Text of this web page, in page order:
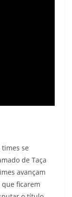
times se
de Taça
avançam
ficarem